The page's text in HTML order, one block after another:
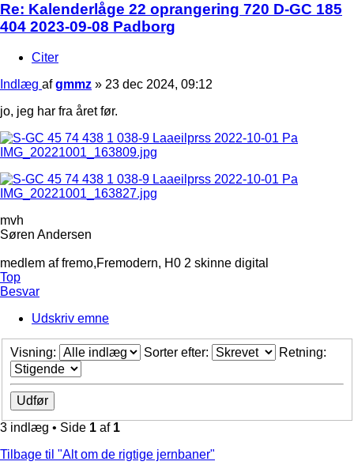
Re: Kalenderlåge 22 oprangering 720 D-GC 185
404 2023-09-08 Padborg
Citer
Indlæg afgmmz » 23 dec 2024, 09:12
jo, jeg har fra året før.
mvh
Søren Andersen
medlem af fremo,Fremodern, H0 2 skinne digital
Top
Besvar
Udskriv emne
Visning: Sorter efter: Retning:
3 indlæg • Side 1 af 1
Tilbage til "Alt om de rigtige jernbaner"